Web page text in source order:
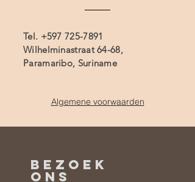
Tel. +597 725-7891
Wilhelminastraat 64-68,
Paramaribo, Suriname
Algemene voorwaarden
BEZOEK
ONS